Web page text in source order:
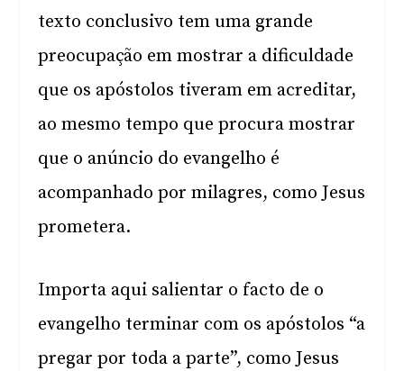
texto conclusivo tem uma grande
preocupação em mostrar a dificuldade
que os apóstolos tiveram em acreditar,
ao mesmo tempo que procura mostrar
que o anúncio do evangelho é
acompanhado por milagres, como Jesus
prometera.
Importa aqui salientar o facto de o
evangelho terminar com os apóstolos “a
pregar por toda a parte”, como Jesus